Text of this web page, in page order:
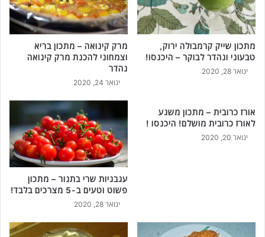
כ
נ
ס
ע
!
מתכון שייק קרמבולה ירוק,
טבעוני ונהדר לבוקר – היכנסו!
ינואר 28, 2020
מרק קינואה – מתכון בריא
וצמחוני להכנת מרק קינואה
נהדר
ינואר 24, 2020
אורז כרובית – מתכון משגע
לאורז כרובית מושלם! היכנסו !
ינואר 20, 2020
עגבניות שרי בתנור – מתכון
פשוט וטעים ב-5 מצרכים בלבד!
ינואר 28, 2020